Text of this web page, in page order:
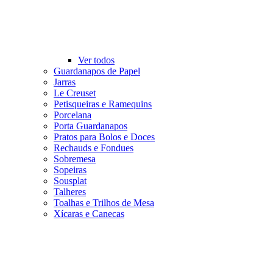
Ver todos
Guardanapos de Papel
Jarras
Le Creuset
Petisqueiras e Ramequins
Porcelana
Porta Guardanapos
Pratos para Bolos e Doces
Rechauds e Fondues
Sobremesa
Sopeiras
Sousplat
Talheres
Toalhas e Trilhos de Mesa
Xícaras e Canecas